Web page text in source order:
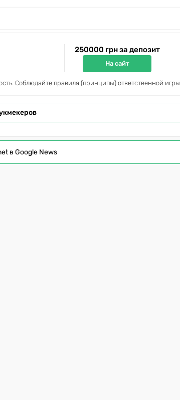
250000 грн за депозит
На сайт
Соблюдайте правила (принципы) ответственной игры
в Google News